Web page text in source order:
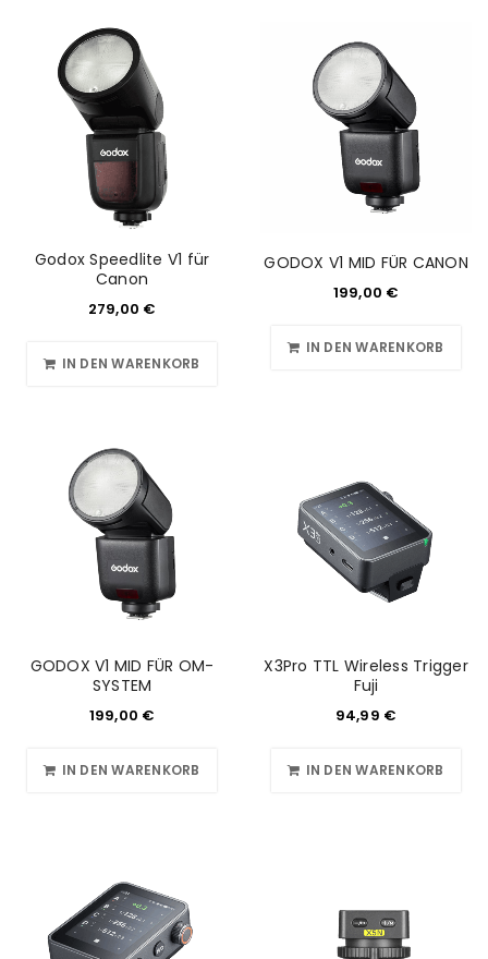
Godox Speedlite V1 für
Canon
279,00 €
IN DEN WARENKORB
GODOX V1 MID FÜR CANON
199,00 €
IN DEN WARENKORB
GODOX V1 MID FÜR OM-
SYSTEM
199,00 €
IN DEN WARENKORB
X3Pro TTL Wireless Trigger
Fuji
94,99 €
IN DEN WARENKORB